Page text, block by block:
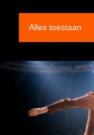
Alles toestaan